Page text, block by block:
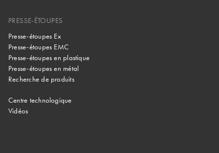
PRESSE-ÉTOUPES
Presse-étoupes Ex
Presse-étoupes EMC
Presse-étoupes en plastique
Presse-étoupes en métal
Recherche de produits
Centre technologique
Vidéos